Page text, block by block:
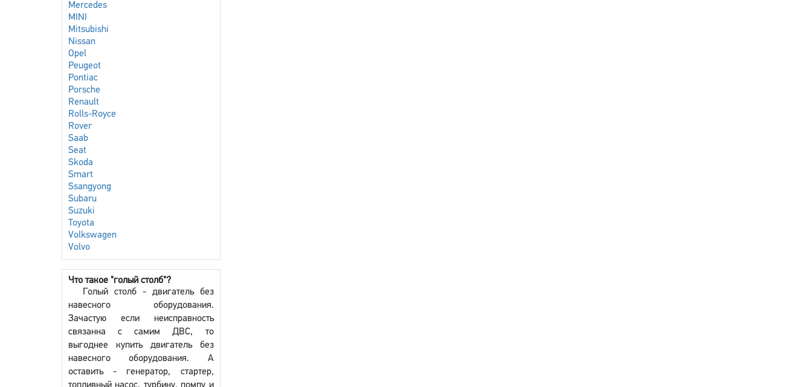
Mercedes
MINI
Mitsubishi
Nissan
Opel
Peugeot
Pontiac
Porsche
Renault
Rolls-Royce
Rover
Saab
Seat
Skoda
Smart
Ssangyong
Subaru
Suzuki
Toyota
Volkswagen
Volvo
Что такое "голый столб"?
Голый столб - двигатель без
навесного оборудования.
Зачастую если неисправность
связанна с самим ДВС, то
выгоднее купить двигатель без
навесного оборудования. А
оставить - генератор, стартер,